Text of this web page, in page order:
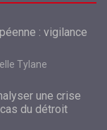
: vigilance
Tylane
une crise
du détroit